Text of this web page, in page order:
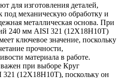
для изготовления деталей,
под механическую обработку и
металлическая основа. При
240 мм AISI 321 (12Х18Н10Т)
ключевое значение, поскольку
прочности,
материала в работе.
при выборе Круг
(12Х18Н10Т), поскольку он